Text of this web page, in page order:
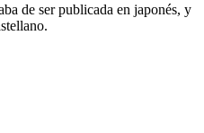
de ser publicada en japonés, y